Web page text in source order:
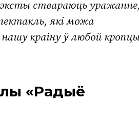
ствараюць уражанне,
які можа
краіну ў любой
«Радыё